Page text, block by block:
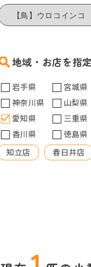
地域・お店を指
岩手県 宮城県
神奈川県
山梨県
愛知県
三重県
香川県
徳島県
知立店
春日井店